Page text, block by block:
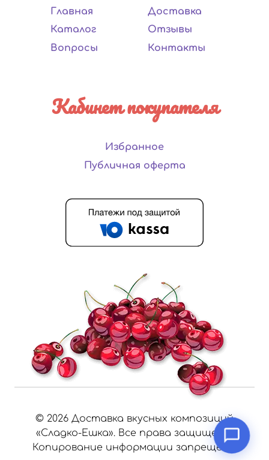
Главная
Каталог
Вопросы
Доставка
Отзывы
Контакты
Кабинет покупателя
Избранное
Публичная оферта
© 2026 Доставка вкусных композиций
«Сладко-Ешка». Все права защищены.
Копирование информации запрещено.